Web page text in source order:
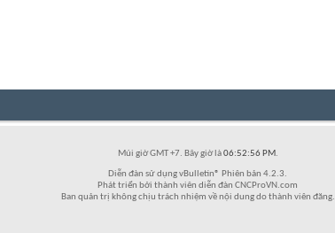
Múi giờ GMT +7. Bây giờ là06:52:56 PM.
Diễn đàn sử dụng vBulletin® Phiên bản 4.2.3.
Phát triển bởi thành viên diễn đàn CNCProVN.com
Ban quản trị không chịu trách nhiệm về nội dung do thành viên đăng.